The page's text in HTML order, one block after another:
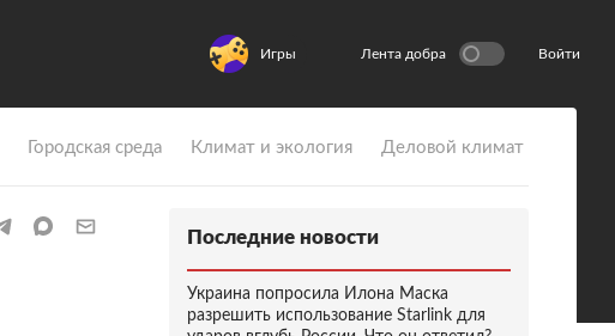
Игры Лента добра Войти
Городская среда Климат и экология Деловой климат
Последние новости
Украина попросила Илона Маска
разрешить использование Starlink для